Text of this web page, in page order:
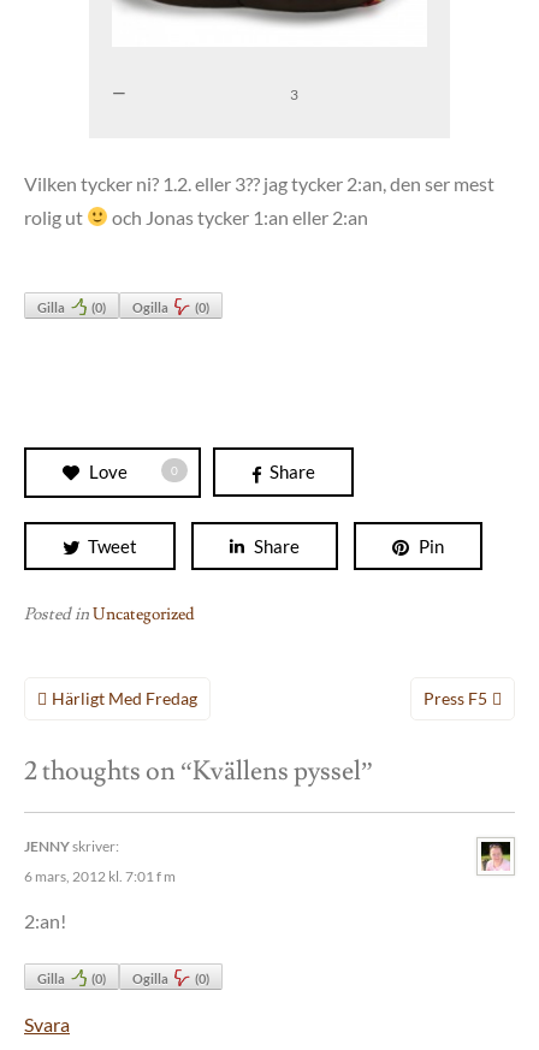
3
Vilken tycker ni? 1.2. eller 3?? jag tycker 2:an, den ser mest
rolig ut
och Jonas tycker 1:an eller 2:an
Gilla (0) Ogilla (0)
Love 0 Share
Tweet Share Pin
Posted inUncategorized
Inläggsnavigering
Härligt Med Fredag Press F5
2 thoughts on “Kvällens pyssel”
JENNYskriver:
6 mars, 2012 kl. 7:01 f m
2:an!
Gilla (0) Ogilla (0)
Svara